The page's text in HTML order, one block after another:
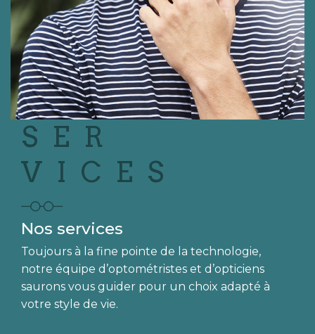
SER
VICES
Nos services
Toujours à la fine pointe de la technologie,
notre équipe d’optométristes et d’opticiens
saurons vous guider pour un choix adapté à
votre style de vie.